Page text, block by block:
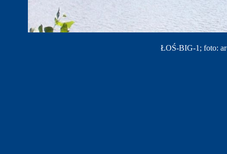
ŁOŚ-BIG-1; foto: